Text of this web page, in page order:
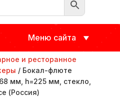
Меню сайта
и ресторанное
/ Бокал-флюте
мм, h=225 мм, стекло,
(Россия)